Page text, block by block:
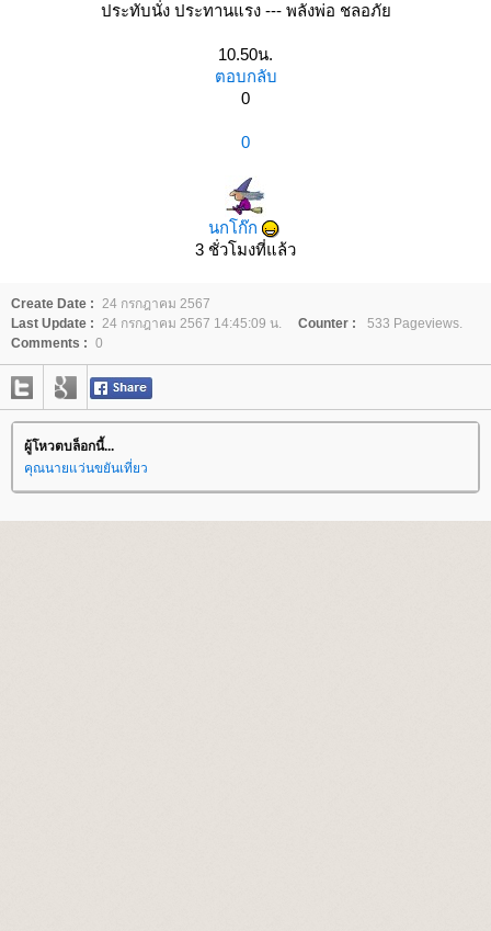
ประทับนั่ง ประทานแรง --- พลังพ่อ ชลอภั
10.50น.
ตอบกลับ
0
0
นกโก๊ก
3 ชั่วโมงที่แล้ว
Create Date : 24 กรกฎาคม 2567
Last Update : 24 กรกฎาคม 2567 14:45:09 น. Counter :
533 Pageviews.
Comments : 0
ผู้โหวตบล็อกนี้...
คุณนายแว่นขยันเที่ยว